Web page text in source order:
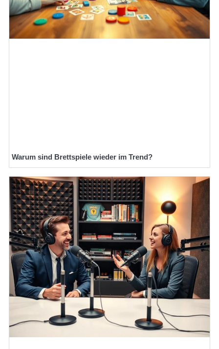
Warum sind Brettspiele wieder im Trend?